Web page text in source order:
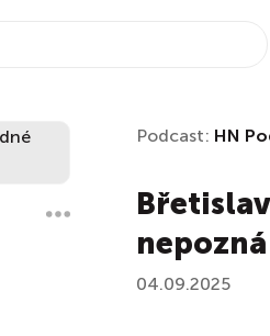
Podcast: HN
04.09.2025